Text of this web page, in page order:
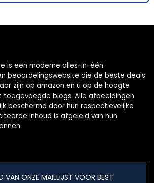
is een moderne alles-in-één
beoordelingswebsite die de beste deals
zijn op amazon en u op de hoogte
blogs. Alle afbeeldingen
beschermd door hun respectievelijke
inhoud is afgeleid van hun
VAN ONZE MAILLIJST VOOR BEST